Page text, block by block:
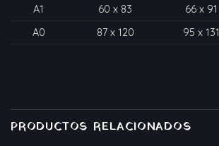
A1
60 x 83 66 x 91
A0
87 x 120 95 x 131
PRODUCTOS RELACIONADOS